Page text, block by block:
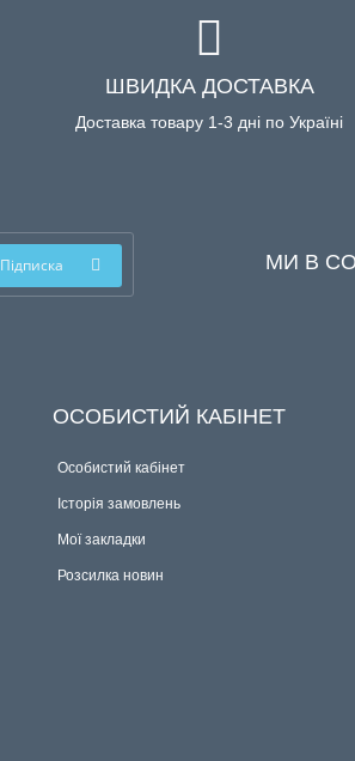
ШВИДКА ДОСТАВКА
Доставка товару 1-3 дні по Україні
Підписка МИ В
ОСОБИСТИЙ КАБІНЕТ
Особистий кабінет
Історія замовлень
Мої закладки
Розсилка новин